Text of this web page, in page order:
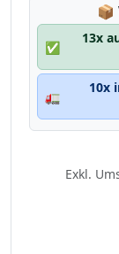
📦
✅
13x
🚛
10x
Exkl.